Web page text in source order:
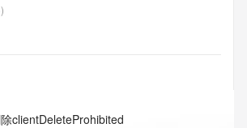
clientDeleteProhibited